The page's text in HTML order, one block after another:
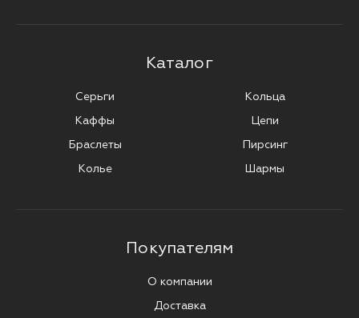
Каталог
Серьги
Каффы
Браслеты
Колье
Кольца
Цепи
Пирсинг
Шармы
Покупателям
О компании
Доставка